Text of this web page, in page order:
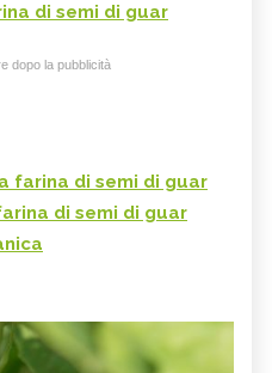
di semi di guar
dopo la pubblicità
farina di semi di guar
di semi di guar